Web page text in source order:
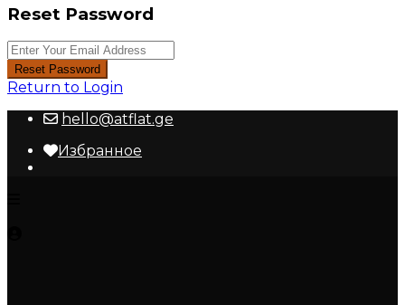
Reset Password
Reset Password
Return to Login
hello@atflat.ge
Избранное